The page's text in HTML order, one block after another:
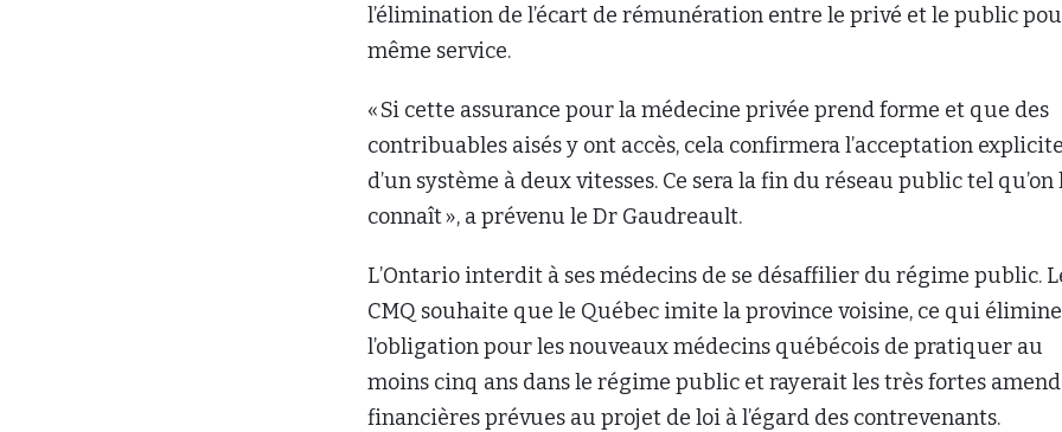
l’élimination de l’écart de rémunération entre le privé et le public
même service.
« Si cette assurance pour la médecine privée prend forme et que des
contribuables aisés y ont accès, cela confirmera l’acceptation explicite
d’un système à deux vitesses. Ce sera la fin du réseau public tel qu’on
connaît », a prévenu le Dr Gaudreault.
L’Ontario interdit à ses médecins de se désaffilier du régime public.
CMQ souhaite que le Québec imite la province voisine, ce qui
l’obligation pour les nouveaux médecins québécois de pratiquer au
moins cinq ans dans le régime public et rayerait les très fortes
financières prévues au projet de loi à l’égard des contrevenants.